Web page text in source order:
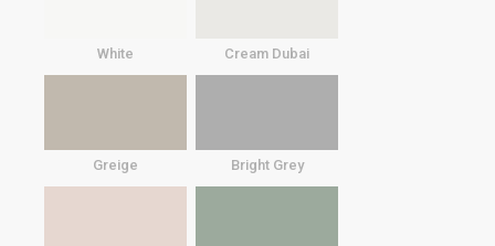
White Cream Dubai
Greige Bright Grey